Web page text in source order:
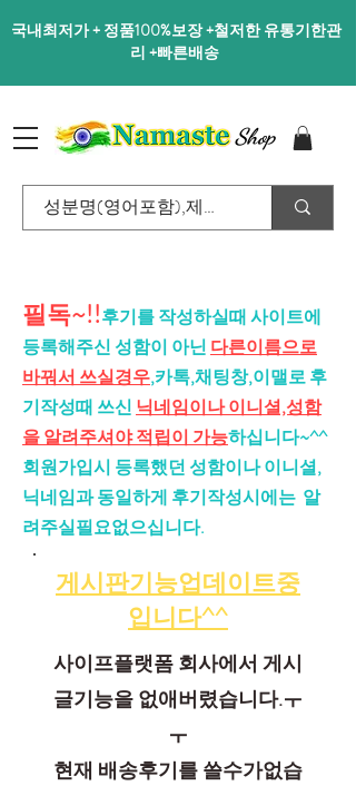
국내최저가 + 정품100%보장 +철저한 유통기한관
리 +빠른배송
Shop
필독~!!후기를 작성하실때 사이트에
등록해주신 성함이 아닌 다른이름으로
바꿔서 쓰실경우,카톡,채팅창,이맬로 후
기작성때 쓰신 닉네임이나 이니셜,성함
을 알려주셔야 적립이 가능하십니다~^^
회원가입시 등록했던 성함이나 이니셜,
닉네임과 동일하게 후기작성시에는 알
려주실필요없으십니다.
게시판기능업데이트중
입니다^^
사이프플랫폼 회사에서 게시
글기능을 없애버렸습니다.ㅜ
ㅜ
​현재 배송후기를 쓸수가없습